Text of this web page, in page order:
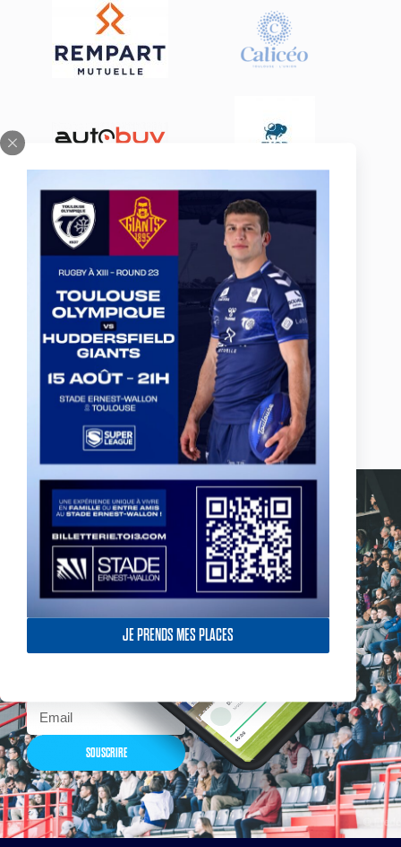
JE PRENDS MES PLACES
Actualités, nouveautés,
billetterie, remises
exceptionnelles dans la
boutique officielles & chez
SOUSCRIRE